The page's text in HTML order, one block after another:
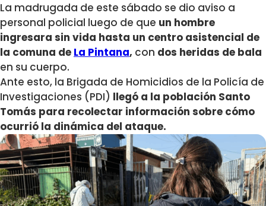
La madrugada de este sábado se dio aviso a
personal policial luego de que un hombre
ingresara sin vida hasta un centro asistencial de
la comuna de La Pintana, con dos heridas de bala
en su cuerpo.
Ante esto, la Brigada de Homicidios de la Policía de
Investigaciones (PDI) llegó a la población Santo
Tomás para recolectar información sobre cómo
ocurrió la dinámica del ataque.